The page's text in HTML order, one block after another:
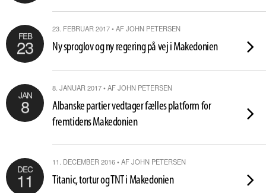
FEB
23
23. FEBRUAR 2017 • AF JOHN PETERSEN
Ny sproglov og ny regering på vej i Makedonien
JAN
8
8. JANUAR 2017 • AF JOHN PETERSEN
Albanske partier vedtager fælles platform for
fremtidens Makedonien
DEC
11
11. DECEMBER 2016 • AF JOHN PETERSEN
Titanic, tortur og TNT i Makedonien